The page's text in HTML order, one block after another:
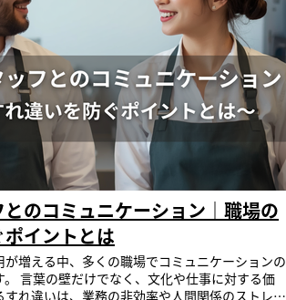
する「AI（AIシリーズ）」との自動連携により、
パーソナライズされた学びを提供し、従業員の
ます。 ■公式HP：https://sshce.revicglobal.com
バルについて レビックグローバルは、株式会
会社で1977年設立。LMS（学習管理システ
メントシステム、eラーニングコンテンツ、企業
ます。会社創立以来、蓄積した高度な技術力とノ
なサービスを提供しています。 社名 ：株式
ル 本 社 ：東京都港区芝1-5-9 住友不動産芝
代表取締役社長 中村 信太郎 事業内容 ：
）・タレントマネジメントシステム・eラーニ
け動画提供等のソリューション事業、アンガー
資格取得並びに会員事業・企業法人向け研修事
本件に関するお問い合わ
グローバル 担当：稲見/久内/安孫子 所在地：〒
1-5-9 住友不動産芝ビル2号館4階 TEL：
03（6824）9785 email：po-
シナリオ・カスタム評価機能」により、現場に即
ング環境を構築可能。AIによる多面的なフィード
レの標準化により指導のばらつき解消と指導工数
。 属人的なスキル伝承から脱却し、組織全体
貢献します。「現場で動ける自信」を育むこと
、リテンション向上にも寄与いたします。
る5つの理由 1. カスタムシナリオ・カスタム評
も組織ごとに自由自在に設定でき、組織が求め
。各社独自の「勝ちパターン」の浸透を可能に
種・規模の企業への導入につながりました。 2.
トレーニング 仮想体験を通じて成長を実感で
そのまま現場で活かせる実践的なトレーニング
3. 直観的な操作画面 簡易的な設定と感覚的な
の教育工数を最小化。導入時のレクチャーコス
な定着を後押ししています。 4. 圧倒的なコス
・運用コストを最適化し、最小限の投資で組織
最大化できる料金体系を採用しています。 5.
のコミュニケーション｜職場の
イントとは
増える中、多くの職場でコミュニケーションの
言葉の壁だけでなく、文化や仕事に対する価
れ違いは、業務の非効率や人間関係のストレス